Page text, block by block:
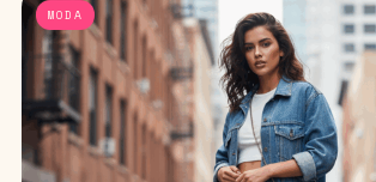
MODA